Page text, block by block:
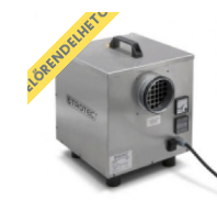
ELŐRENDELHETŐ